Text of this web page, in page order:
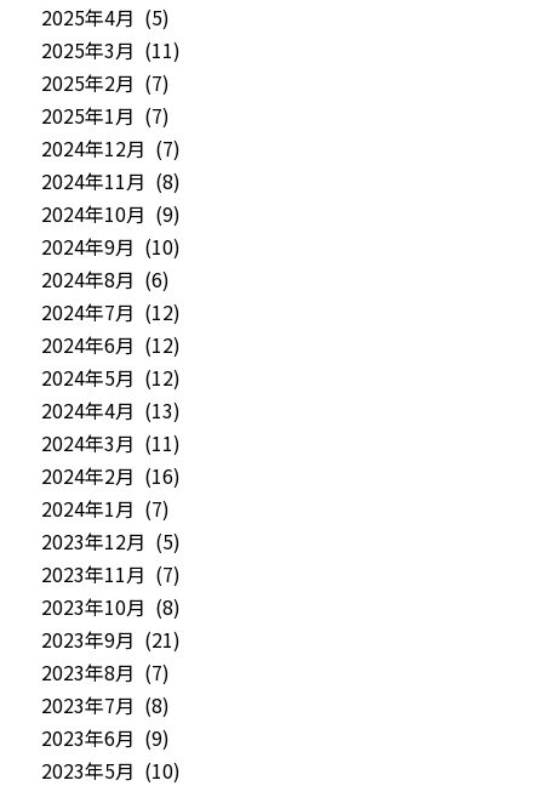
2025年4月 (5)
2025年3月 (11)
2025年2月 (7)
2025年1月 (7)
2024年12月 (7)
2024年11月 (8)
2024年10月 (9)
2024年9月 (10)
2024年8月 (6)
2024年7月 (12)
2024年6月 (12)
2024年5月 (12)
2024年4月 (13)
2024年3月 (11)
2024年2月 (16)
2024年1月 (7)
2023年12月 (5)
2023年11月 (7)
2023年10月 (8)
2023年9月 (21)
2023年8月 (7)
2023年7月 (8)
2023年6月 (9)
2023年5月 (10)